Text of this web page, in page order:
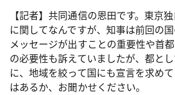
【記者】共同通信の恩田です。東京
に関してなんですが、知事は前回の
メッセージが出すことの重要性や首
の必要性も訴えていましたが、都と
に、地域を絞って国にも宣言を求め
はあるか、お聞かせください。